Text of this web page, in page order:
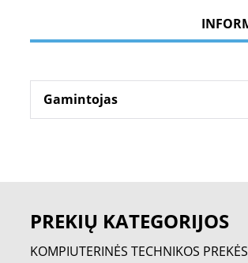
Gamintojas
PREKIŲ KATEGORIJOS
KOMPIUTERINĖS TECHNIKOS PREKĖS